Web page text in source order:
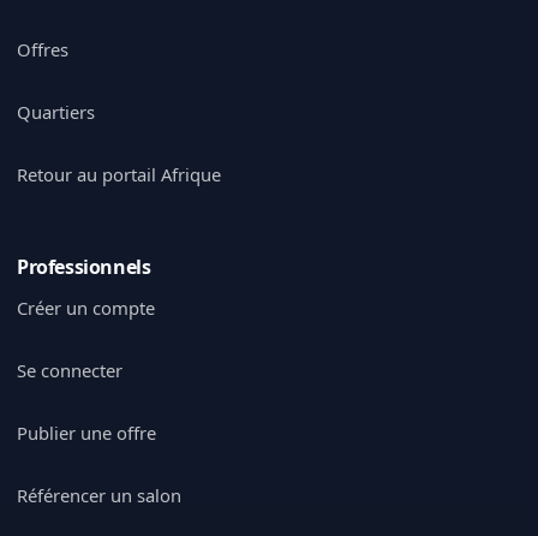
Offres
Quartiers
Retour au portail Afrique
Professionnels
Créer un compte
Se connecter
Publier une offre
Référencer un salon